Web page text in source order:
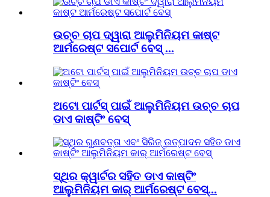
ଉଚ୍ଚ ଚାପ ଦ୍ୱାରା ଆଲୁମିନିୟମ କାଷ୍ଟ
ଆର୍ମରେଷ୍ଟ ସପୋର୍ଟ ବେସ୍ ...
ଅଟୋ ପାର୍ଟସ୍ ପାଇଁ ଆଲୁମିନିୟମ ଉଚ୍ଚ ଚାପ
ଡାଏ କାଷ୍ଟିଂ ବେସ୍
ସ୍ଥିର କ୍ୱାର୍ଟର ସହିତ ଡାଏ କାଷ୍ଟିଂ
ଆଲୁମିନିୟମ କାର୍ ଆର୍ମରେଷ୍ଟ ବେସ୍...